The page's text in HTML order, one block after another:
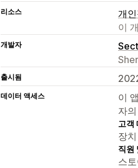
리소스
개
이
개발자
출시됨
데이터 액세스
이
자의
고객
장
직원
스